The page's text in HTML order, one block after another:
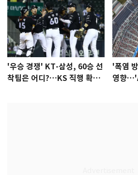
'우승 경쟁' KT-삼성, 60승 선
착팀은 어디?…KS 직행 확률
'폭염
영향